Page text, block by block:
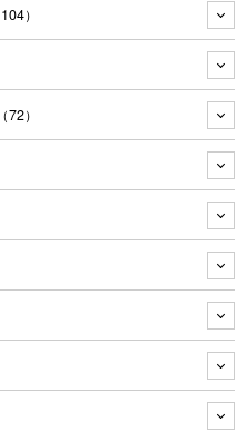
104）
（72）